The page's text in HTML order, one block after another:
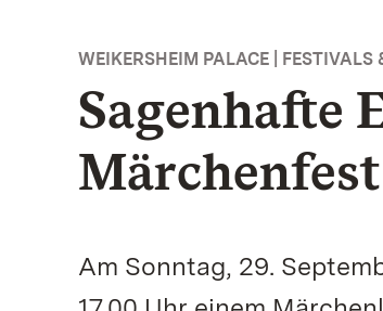
WEIKERSHEIM PALACE | FESTIVALS
Sagenhafte
Am Sonntag, 29.